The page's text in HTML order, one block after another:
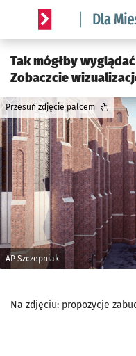
Serwis informacyjny
Tak mógłby
Zobaczcie
AP Szczepniak
Przesuń zdjęcie palcem
Na zdjęciu: propozycje